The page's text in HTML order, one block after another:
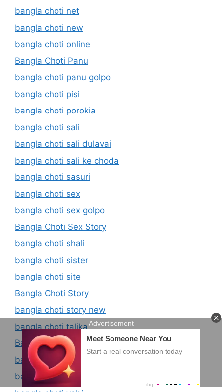
bangla choti net
bangla choti new
bangla choti online
Bangla Choti Panu
bangla choti panu golpo
bangla choti pisi
bangla choti porokia
bangla choti sali
bangla choti sali dulavai
bangla choti sali ke choda
bangla choti sasuri
bangla choti sex
bangla choti sex golpo
Bangla Choti Sex Story
bangla choti shali
bangla choti sister
bangla choti site
Bangla Choti Story
bangla choti story new
bangla choti talika
Bangla Choti Update
bangla choti updated
bangla choti uponnas